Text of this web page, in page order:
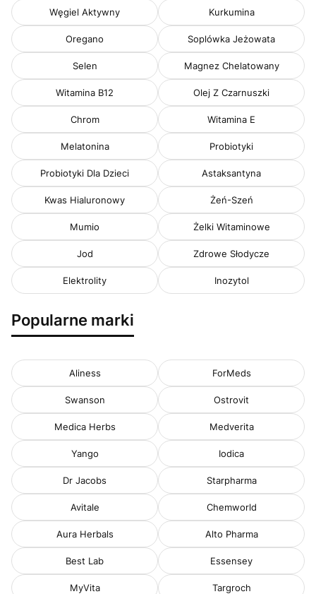
Węgiel Aktywny Kurkumina
Oregano Soplówka Jeżowata
Selen Magnez Chelatowany
Witamina B12 Olej Z Czarnuszki
Chrom Witamina E
Melatonina Probiotyki
Probiotyki Dla Dzieci Astaksantyna
Kwas Hialuronowy Żeń-Szeń
Mumio Żelki Witaminowe
Jod Zdrowe Słodycze
Elektrolity Inozytol
Popularne marki
Aliness ForMeds
Swanson Ostrovit
Medica Herbs Medverita
Yango Iodica
Dr Jacobs Starpharma
Avitale Chemworld
Aura Herbals Alto Pharma
Best Lab Essensey
MyVita Targroch